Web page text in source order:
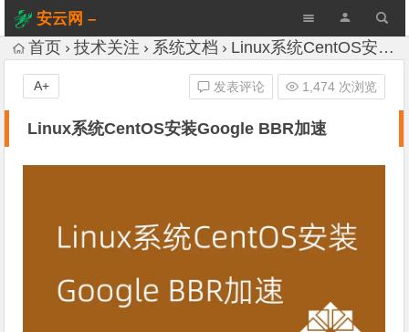
安云网 –
AnYun.ORG
首页 技术关注 系统文档 Linux系统CentOS安装Google BBR加速
Linux系统CentOS安装Google BBR加速
发表评论 1,474 次浏览
A+